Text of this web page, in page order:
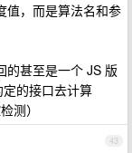
值，而是算法名和参
的甚至是一个 JS 版
的接口去计算
测）
43